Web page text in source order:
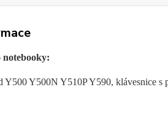
notebooky:
Y500 Y500N Y510P Y590, klávesnice s